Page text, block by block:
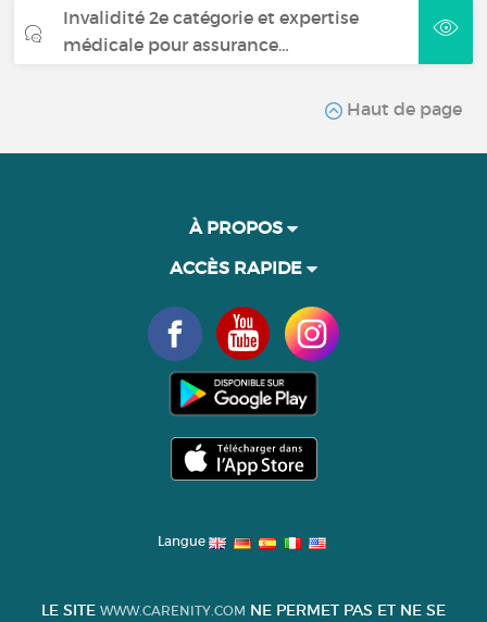
Invalidité 2e catégorie et expertise
médicale pour assurance…
Haut de page
À PROPOS
ACCÈS RAPIDE
Langue
LE SITE WWW.CARENITY.COM NE PERMET PAS ET NE SE